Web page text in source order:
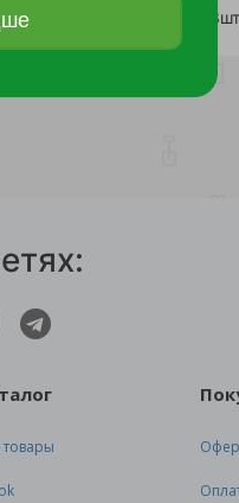
Черри Без кожи F1
товары